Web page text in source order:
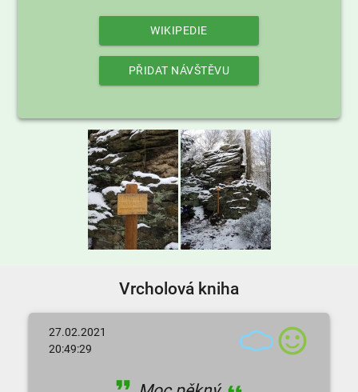
WIKIPEDIE
PŘIDAT NÁVŠTĚVU
Vrcholová kniha
27.02.2021
20:49:29